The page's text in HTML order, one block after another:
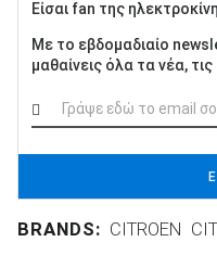
Είσαι fan της
Με το εβδομαδιαίο
μαθαίνεις όλα τα νέα, τις
BRANDS: CITROEN